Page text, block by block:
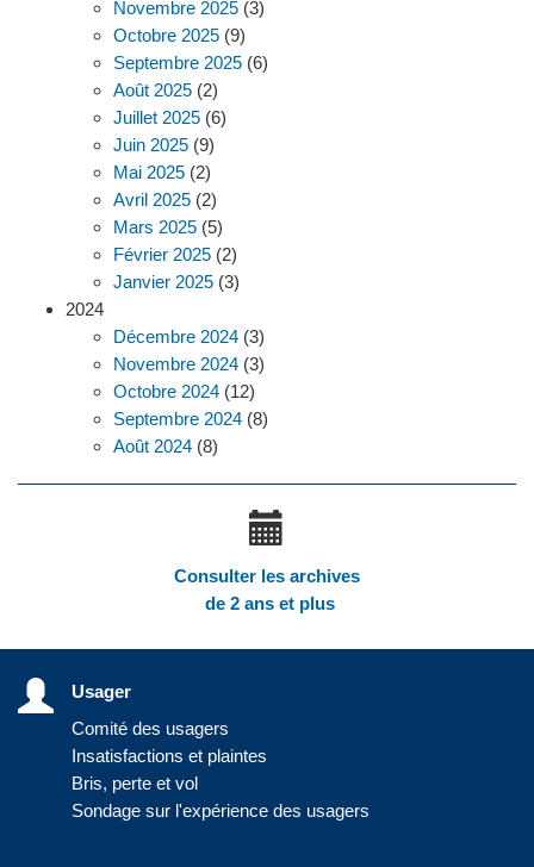
Novembre 2025 (3)
Octobre 2025 (9)
Septembre 2025 (6)
Août 2025 (2)
Juillet 2025 (6)
Juin 2025 (9)
Mai 2025 (2)
Avril 2025 (2)
Mars 2025 (5)
Février 2025 (2)
Janvier 2025 (3)
2024
Décembre 2024 (3)
Novembre 2024 (3)
Octobre 2024 (12)
Septembre 2024 (8)
Août 2024 (8)
Consulter les archives
de 2 ans et plus
Usager
Comité des usagers
Insatisfactions et plaintes
Bris, perte et vol
Sondage sur l'expérience des usagers